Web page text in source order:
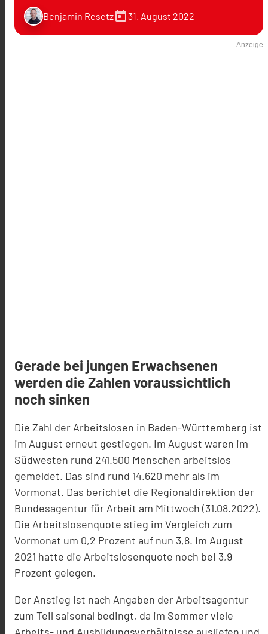
Benjamin Resetztoday31. August 2022
Anzeige
Gerade bei jungen Erwachsenen
werden die Zahlen voraussichtlich
noch sinken
Die Zahl der Arbeitslosen in Baden-Württemberg ist
im August erneut gestiegen. Im August waren im
Südwesten rund 241.500 Menschen arbeitslos
gemeldet. Das sind rund 14.620 mehr als im
Vormonat. Das berichtet die Regionaldirektion der
Bundesagentur für Arbeit am Mittwoch (31.08.2022).
Die Arbeitslosenquote stieg im Vergleich zum
Vormonat um 0,2 Prozent auf nun 3,8. Im August
2021 hatte die Arbeitslosenquote noch bei 3,9
Prozent gelegen.
Der Anstieg ist nach Angaben der Arbeitsagentur
zum Teil saisonal bedingt, da im Sommer viele